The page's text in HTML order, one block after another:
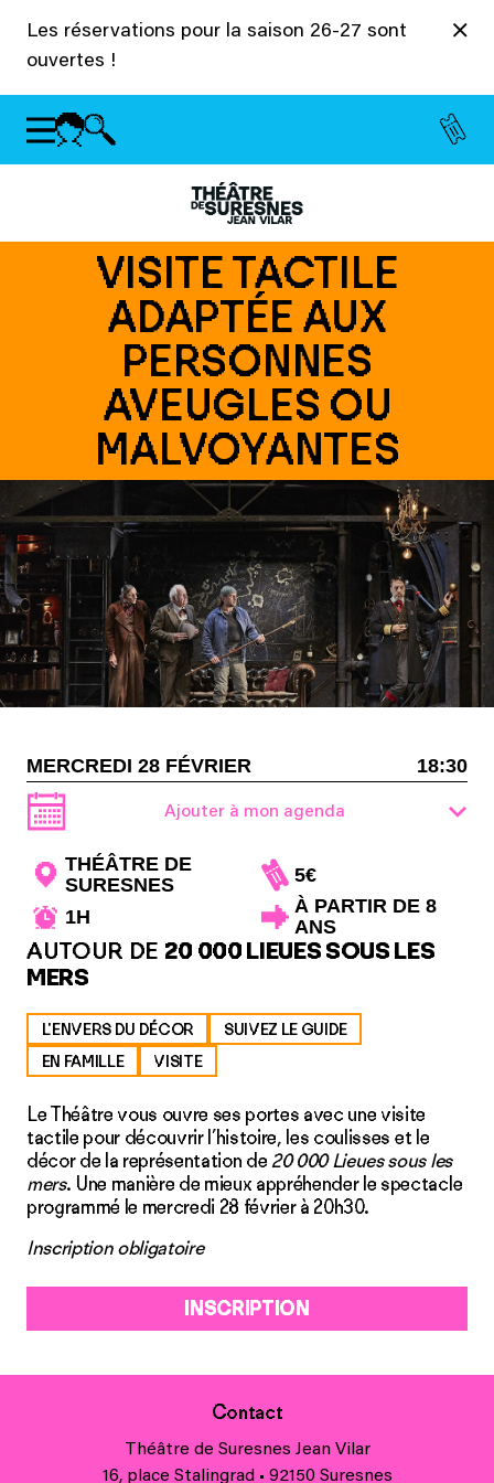
Les réservations pour la saison 26-27 sont
ouvertes !
VISITE TACTILE
ADAPTÉE AUX
PERSONNES
AVEUGLES OU
MALVOYANTES
MERCREDI 28 FÉVRIER 18:30
Ajouter à mon agenda
THÉÂTRE DE
SURESNES
5€
1H
À PARTIR DE 8
ANS
AUTOUR DE 20 000 LIEUES SOUS LES
MERS
L'ENVERS DU DÉCOR
SUIVEZ LE GUIDE
EN FAMILLE
VISITE
Le Théâtre vous ouvre ses portes avec une visite
tactile pour découvrir l’histoire, les coulisses et le
décor de la représentation de 20 000 Lieues sous les
mers. Une manière de mieux appréhender le spectacle
programmé le mercredi 28 février à 20h30.
Inscription obligatoire
INSCRIPTION
Contact
Théâtre de Suresnes Jean Vilar
16, place Stalingrad • 92150 Suresnes